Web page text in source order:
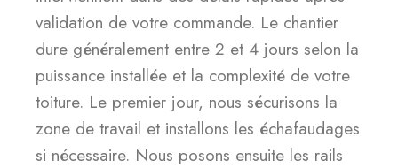
validation de votre commande. Le chantier
dure généralement entre 2 et 4 jours selon la
puissance installée et la complexité de votre
toiture. Le premier jour, nous sécurisons la
zone de travail et installons les échafaudages
si nécessaire. Nous posons ensuite les rails